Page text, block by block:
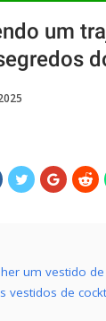
um
um vestido
vestidos de